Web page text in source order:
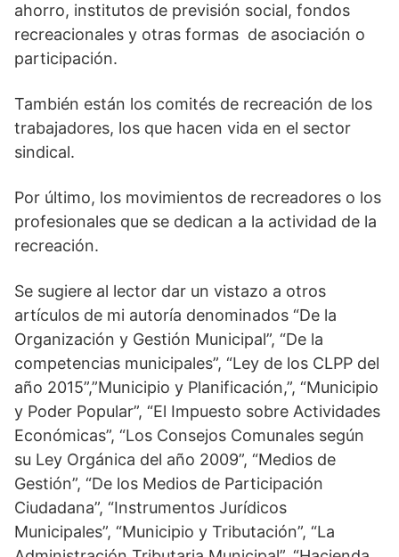
ahorro, institutos de previsión social, fondos
recreacionales y otras formas de asociación o
participación.
También están los comités de recreación de los
trabajadores, los que hacen vida en el sector
sindical.
Por último, los movimientos de recreadores o los
profesionales que se dedican a la actividad de la
recreación.
Se sugiere al lector dar un vistazo a otros
artículos de mi autoría denominados “De la
Organización y Gestión Municipal”, “De la
competencias municipales”, “Ley de los CLPP del
año 2015”,”Municipio y Planificación,”, “Municipio
y Poder Popular”, “El Impuesto sobre Actividades
Económicas”, “Los Consejos Comunales según
su Ley Orgánica del año 2009”, “Medios de
Gestión”, “De los Medios de Participación
Ciudadana”, “Instrumentos Jurídicos
Municipales”, “Municipio y Tributación”, “La